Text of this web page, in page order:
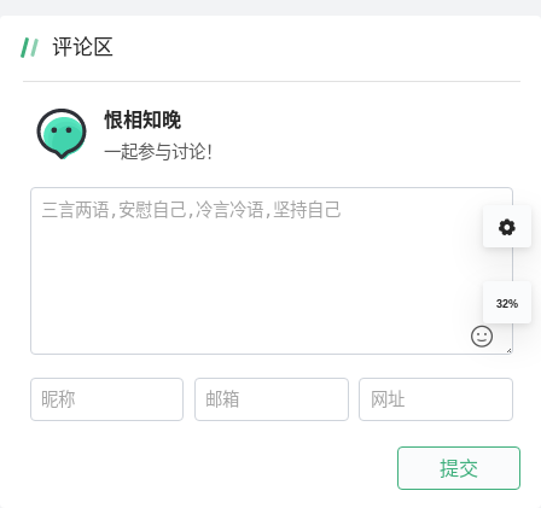
评论区
恨相知晚
一起参与讨论！
提交
32%